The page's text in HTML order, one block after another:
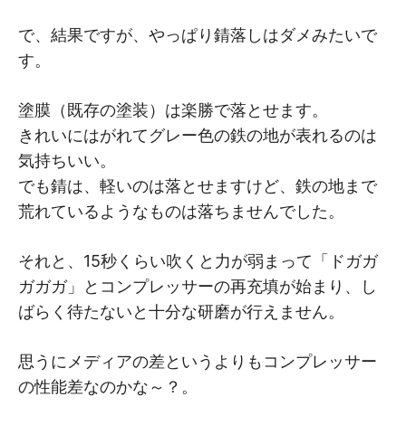
で、結果ですが、やっぱり錆落しはダメみたいで
す。
塗膜（既存の塗装）は楽勝で落とせます。
きれいにはがれてグレー色の鉄の地が表れるのは
気持ちいい。
でも錆は、軽いのは落とせますけど、鉄の地まで
荒れているようなものは落ちませんでした。
それと、15秒くらい吹くと力が弱まって「ドガガ
ガガガ」とコンプレッサーの再充填が始まり、し
ばらく待たないと十分な研磨が行えません。
思うにメディアの差というよりもコンプレッサー
の性能差なのかな～？。